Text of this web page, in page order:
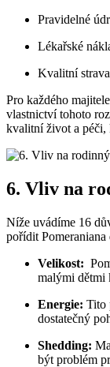
Pravidelné
Lékařské⁣
Kvalitní strava
Pro každého
vlastnictví tohoto
kvalitní život ⁢a péči,
6. Vliv na
Níže⁣ uvádíme‌ 16
pořídit
Velikost:
malými dětmi
Energie: Tito
dostatečný
Shedding:
být problém